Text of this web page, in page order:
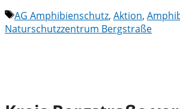
Schlagwörter
AG Amphibienschutz, Aktion,
Naturschutzzentrum Bergstraße